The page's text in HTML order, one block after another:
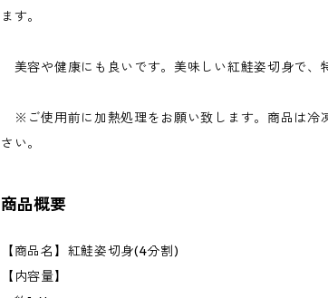
ます。
美容や健康にも良いです。美味しい紅鮭姿切身で、
※ご使用前に加熱処理をお願い致します。商品は冷
さい。
商品概要
【商品名】紅鮭姿切身(4分割)
【内容量】